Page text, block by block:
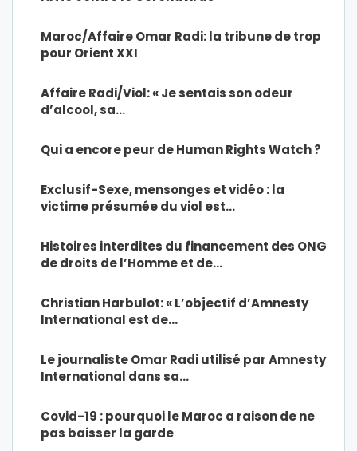
Maroc/Affaire Omar Radi: la tribune de trop
pour Orient XXI
Affaire Radi/Viol: « Je sentais son odeur
d’alcool, sa…
Qui a encore peur de Human Rights Watch ?
Exclusif-Sexe, mensonges et vidéo : la
victime présumée du viol est…
Histoires interdites du financement des ONG
de droits de l’Homme et de…
Christian Harbulot: « L’objectif d’Amnesty
International est de…
Le journaliste Omar Radi utilisé par Amnesty
International dans sa…
Covid-19 : pourquoi le Maroc a raison de ne
pas baisser la garde